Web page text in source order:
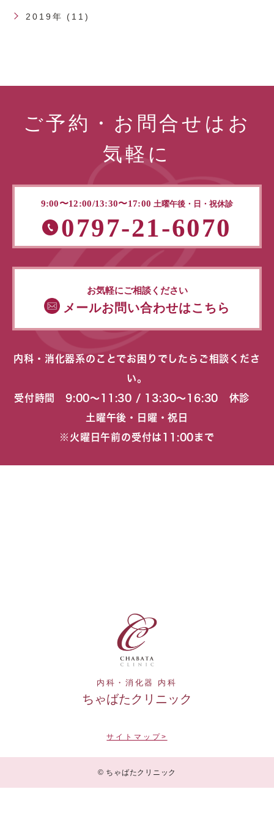
2019年 (11)
ご予約・お問合せはお
気軽に
9:00〜12:00/13:30〜17:00 土曜午後・日・祝休診
0797-21-6070
お気軽にご相談ください
メールお問い合わせはこちら
内科・消化器系のことでお困りでしたらご相談くださ
い。
受付時間 9:00〜11:30 / 13:30〜16:30 休診
土曜午後・日曜・祝日
※火曜日午前の受付は11:00まで
内科・消化器 内科
ちゃばたクリニック
サイトマップ>
© ちゃばたクリニック